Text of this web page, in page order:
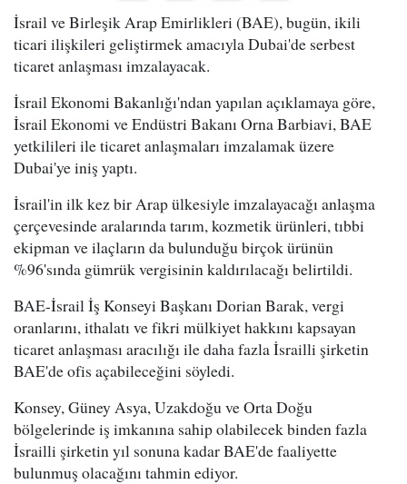
İsrail ve Birleşik Arap Emirlikleri (BAE), bugün, ikili
ticari ilişkileri geliştirmek amacıyla Dubai'de serbest
ticaret anlaşması imzalayacak.
İsrail Ekonomi Bakanlığı'ndan yapılan açıklamaya göre,
İsrail Ekonomi ve Endüstri Bakanı Orna Barbiavi, BAE
yetkilileri ile ticaret anlaşmaları imzalamak üzere
Dubai'ye iniş yaptı.
İsrail'in ilk kez bir Arap ülkesiyle imzalayacağı anlaşma
çerçevesinde aralarında tarım, kozmetik ürünleri, tıbbi
ekipman ve ilaçların da bulunduğu birçok ürünün
%96'sında gümrük vergisinin kaldırılacağı belirtildi.
BAE-İsrail İş Konseyi Başkanı Dorian Barak, vergi
oranlarını, ithalatı ve fikri mülkiyet hakkını kapsayan
ticaret anlaşması aracılığı ile daha fazla İsrailli şirketin
BAE'de ofis açabileceğini söyledi.
Konsey, Güney Asya, Uzakdoğu ve Orta Doğu
bölgelerinde iş imkanına sahip olabilecek binden fazla
İsrailli şirketin yıl sonuna kadar BAE'de faaliyette
bulunmuş olacağını tahmin ediyor.